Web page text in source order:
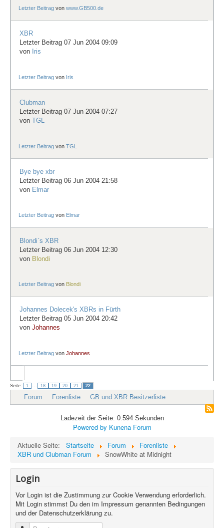
Letzter Beitrag vonwww.GB500.de
XBR
Letzter Beitrag 07 Jun 2004 09:09
von Iris
Letzter Beitrag von Iris
Clubman
Letzter Beitrag 07 Jun 2004 07:27
von TGL
Letzter Beitrag vonTGL
Bye bye xbr
Letzter Beitrag 06 Jun 2004 21:58
von Elmar
Letzter Beitrag von Elmar
Blondi`s XBR
Letzter Beitrag 06 Jun 2004 12:30
von Blondi
Letzter Beitrag von Blondi
Johannes Dolecek's XBRs in Fürth
Letzter Beitrag 05 Jun 2004 20:42
von Johannes
Letzter Beitrag vonJohannes
Seite: 1 ... 18 19 20 21 22
Forum Forenliste GB und XBR Besitzerliste
Ladezeit der Seite: 0.594 Sekunden
Powered by Kunena Forum
Aktuelle Seite:
Startseite Forum
Forenliste
XBR und Clubman Forum
SnowWhite at Midnight
Login
Vor Login ist die Zustimmung zur Cookie Verwendung erforderlich.
Mit Login stimmst Du den im Impressum genannten Bedingungen
und der Datenschutzerklärung zu.